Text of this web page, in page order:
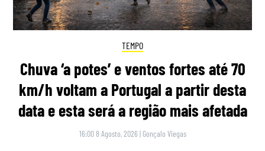
TEMPO
Chuva ‘a potes’ e ventos fortes até 70
km/h voltam a Portugal a partir desta
data e esta será a região mais afetada
16:00 8 Agosto, 2026 | Gonçalo Viegas